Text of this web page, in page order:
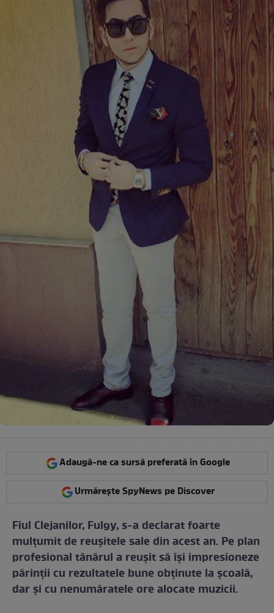
Adaugă-ne ca sursă preferată în Google
Urmărește SpyNews pe Discover
Fiul Clejanilor, Fulgy, s-a declarat foarte
mulțumit de reuşitele sale din acest an. Pe plan
profesional tânărul a reuşit să îşi impresioneze
părinţii cu rezultatele bune obţinute la şcoală,
dar şi cu nenumăratele ore alocate muzicii.